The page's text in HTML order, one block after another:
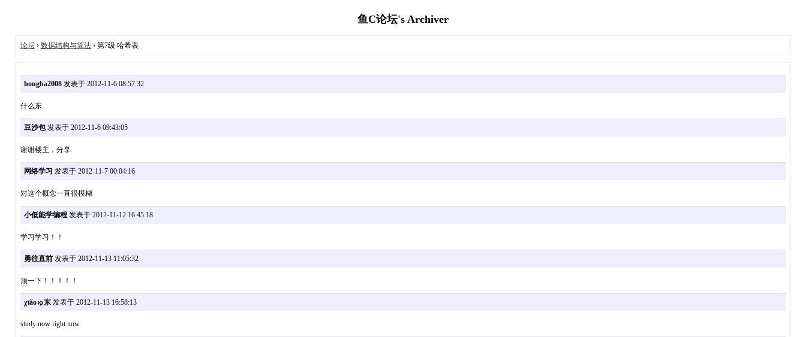
鱼C论坛's Archiver
论坛› 数据结构与算法› 第7级 哈希表
hongba2008发表于 2012-11-6 08:57:32
什么东
豆沙包发表于 2012-11-6 09:43:05
谢谢楼主，分享
网络学习 发表于 2012-11-7 00:04:16
对这个概念一直很模糊
小低能学编程发表于 2012-11-12 16:45:18
学习学习！！
勇往直前发表于 2012-11-13 11:05:32
顶一下！！！！！
χīǎοゅ东发表于 2012-11-13 16:58:13
study now right now